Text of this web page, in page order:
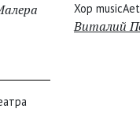
Хор
Виталий